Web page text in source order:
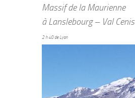
Massif de la Maurienne
àLanslebourg – Val Cenis
2 h 40 de Lyon